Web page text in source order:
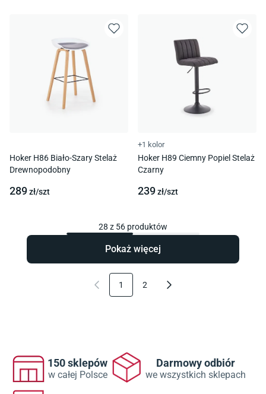
Hoker H86 Biało-Szary Stelaż
Drewnopodobny
289zł/szt
+1 kolor
Hoker H89 Ciemny Popiel Stelaż
Czarny
239zł/szt
28 z 56 produktów
Pokaż więcej
1 2
150 sklepów
w całej Polsce
Darmowy odbiór
we wszystkich sklepach